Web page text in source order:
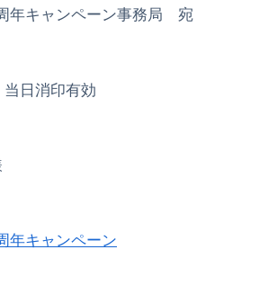
年キャンペーン事務局 宛
日消印有効
年キャンペーン